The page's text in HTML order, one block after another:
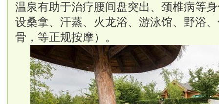
温泉有助于治疗腰间盘突出、颈椎病等
设桑拿、汗蒸、火龙浴、游泳馆、野浴
骨，等正规按摩）。